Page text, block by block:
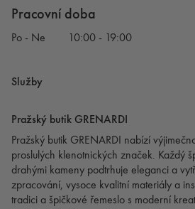
Pracovní doba
Po - Ne 10:00 - 19:00
Služby
Pražský butik GRENARDI
Pražský butik GRENARDI nabízí
proslulých klenotnických značek. Každý
drahými kameny podtrhuje eleganci a
zpracování, vysoce kvalitní materiály a
tradici a špičkové řemeslo s moderní